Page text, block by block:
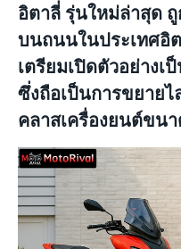
อิตาลี่ รุ่นใหม่ล่าสุด
บนถนนในประเทศอิ
เตรียมเปิดตัวอย่าง
ซึ่งถือเป็นการขยาย
คลาสเครื่องยนต์ขนา